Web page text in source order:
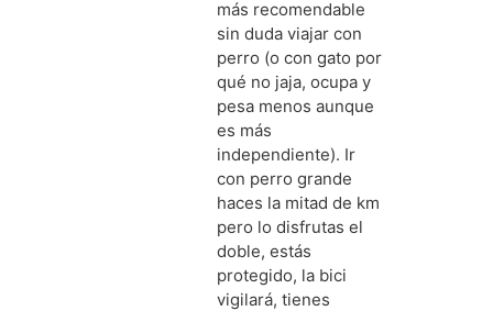
más recomendable
sin duda viajar con
perro (o con gato por
qué no jaja, ocupa y
pesa menos aunque
es más
independiente). Ir
con perro grande
haces la mitad de km
pero lo disfrutas el
doble, estás
protegido, la bici
vigilará, tienes